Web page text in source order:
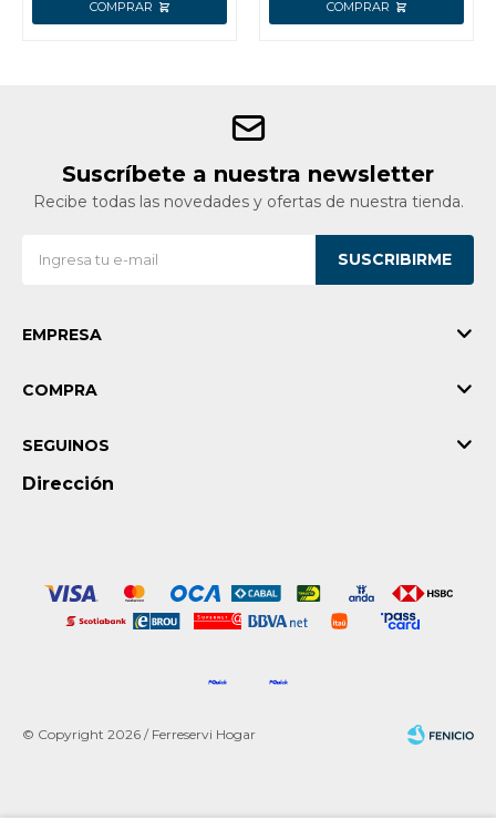
Suscríbete a nuestra newsletter
Recibe todas las novedades y ofertas de nuestra tienda.
SUSCRIBIRME
EMPRESA
COMPRA
Dirección
SEGUINOS
© Copyright 2026 / Ferreservi Hogar